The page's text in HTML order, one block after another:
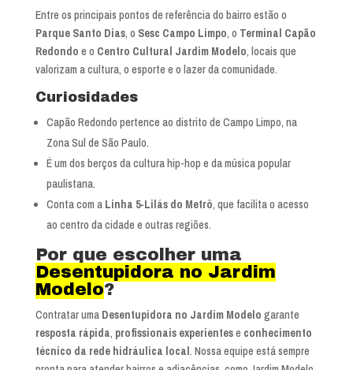
Entre os principais pontos de referência do bairro estão o
Parque Santo Dias, o Sesc Campo Limpo, o Terminal Capão
Redondo e o Centro Cultural Jardim Modelo, locais que
valorizam a cultura, o esporte e o lazer da comunidade.
Curiosidades
Capão Redondo pertence ao distrito de Campo Limpo, na
Zona Sul de São Paulo.
É um dos berços da cultura hip-hop e da música popular
paulistana.
Conta com a Linha 5-Lilás do Metrô, que facilita o acesso
ao centro da cidade e outras regiões.
Por que escolher uma
Desentupidora no Jardim
Modelo?
Contratar uma Desentupidora no Jardim Modelo garante
resposta rápida, profissionais experientese conhecimento
técnico da rede hidráulica local. Nossa equipe está sempre